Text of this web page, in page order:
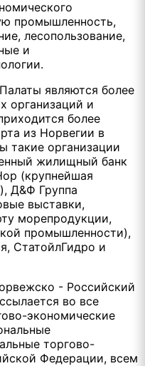
промышленность,
лесопользование,
и
являются более
организаций и
более
из Норвегии в
такие организации
жилищный банк
(крупнейшая
Д&Ф Группа
выставки,
морепродукции,
промышленности),
СтатойлГидро и
- Российский
во все
экономические
торгово-
Федерации, всем